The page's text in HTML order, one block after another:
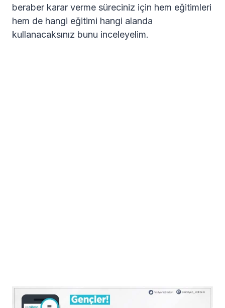
beraber karar verme süreciniz için hem eğitimleri
hem de hangi eğitimi hangi alanda
kullanacaksınız bunu inceleyelim.